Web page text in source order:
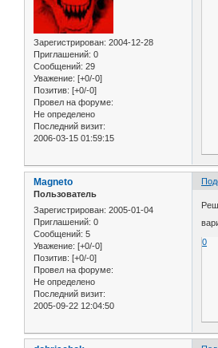
Зарегистрирован: 2004-12-28
Приглашений: 0
Сообщений: 29
Уважение: [+0/-0]
Позитив: [+0/-0]
Провел на форуме:
Не определено
Последний визит:
2006-03-15 01:59:15
Magneto
Пользователь
Зарегистрирован: 2005-01-04
Приглашений: 0
Сообщений: 5
Уважение: [+0/-0]
Позитив: [+0/-0]
Провел на форуме:
Не определено
Последний визит:
2005-09-22 12:04:50
0